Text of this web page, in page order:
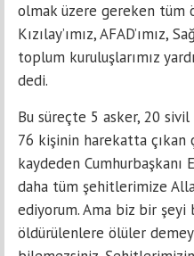
olmak üzere gereken tüm
Kızılay’ımız, AFAD’ımız,
toplum kuruluşlarımız
dedi.
Bu süreçte 5 asker, 20 sivil
76 kişinin harekatta çıkan
kaydeden Cumhurbaşkanı
daha tüm şehitlerimize
ediyorum. Ama biz bir şeyi
öldürülenlere ölüler